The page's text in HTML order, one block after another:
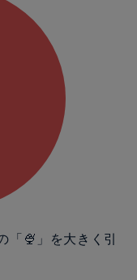
「🍨」を大きく引